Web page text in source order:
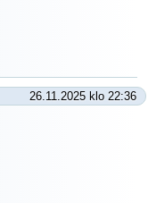
26.11.2025 klo 22:36